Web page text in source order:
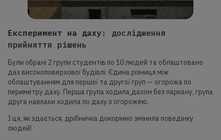
Експеримент на даху:
дослідження
прийняття рішень
Були обрані 2 групи студентів по 10 людей та облаштовано
дах високоповерхової будівлі. Єдина різниця між
облаштуванням для першої та другої груп — огорожа по
периметру даху. Перша група ходила дахом без паркану, група
друга навпаки ходила по даху з огорожею.
І ця, як здається, дрібничка докорінно змінила поведінку
людей!